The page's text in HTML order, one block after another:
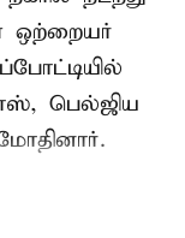
ஒற்றையர்
பெல்ஜிய